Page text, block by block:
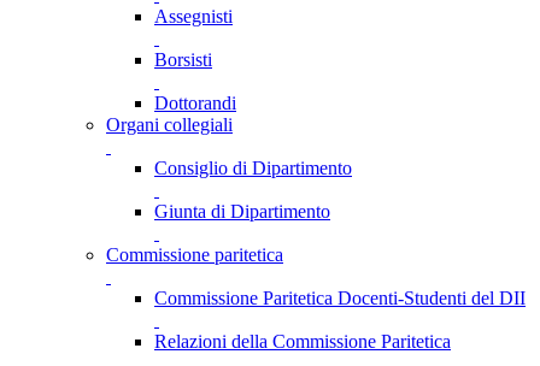
Assegnisti
Borsisti
Dottorandi
Organi collegiali
Consiglio di Dipartimento
Giunta di Dipartimento
Commissione paritetica
Commissione Paritetica Docenti-Studenti del DII
Relazioni della Commissione Paritetica